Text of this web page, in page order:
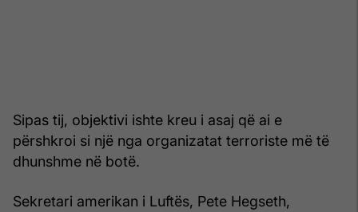
Sipas tij, objektivi ishte kreu i asaj që ai e
përshkroi si një nga organizatat terroriste më të
dhunshme në botë.
Sekretari amerikan i Luftës, Pete Hegseth,